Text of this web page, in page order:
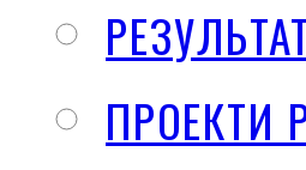
ПРОЕКТИ